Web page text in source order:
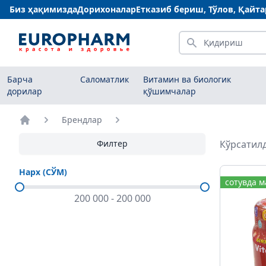
Биз ҳақимиздаДорихоналарЕтказиб бериш, Тўлов,
Қидириш
Барча
дорилар
Саломатлик
Витамин ва биологик
қўшимчалар
Брендлар
Филтер
Нарх (СЎМ)
200 000-200 000
сотувда